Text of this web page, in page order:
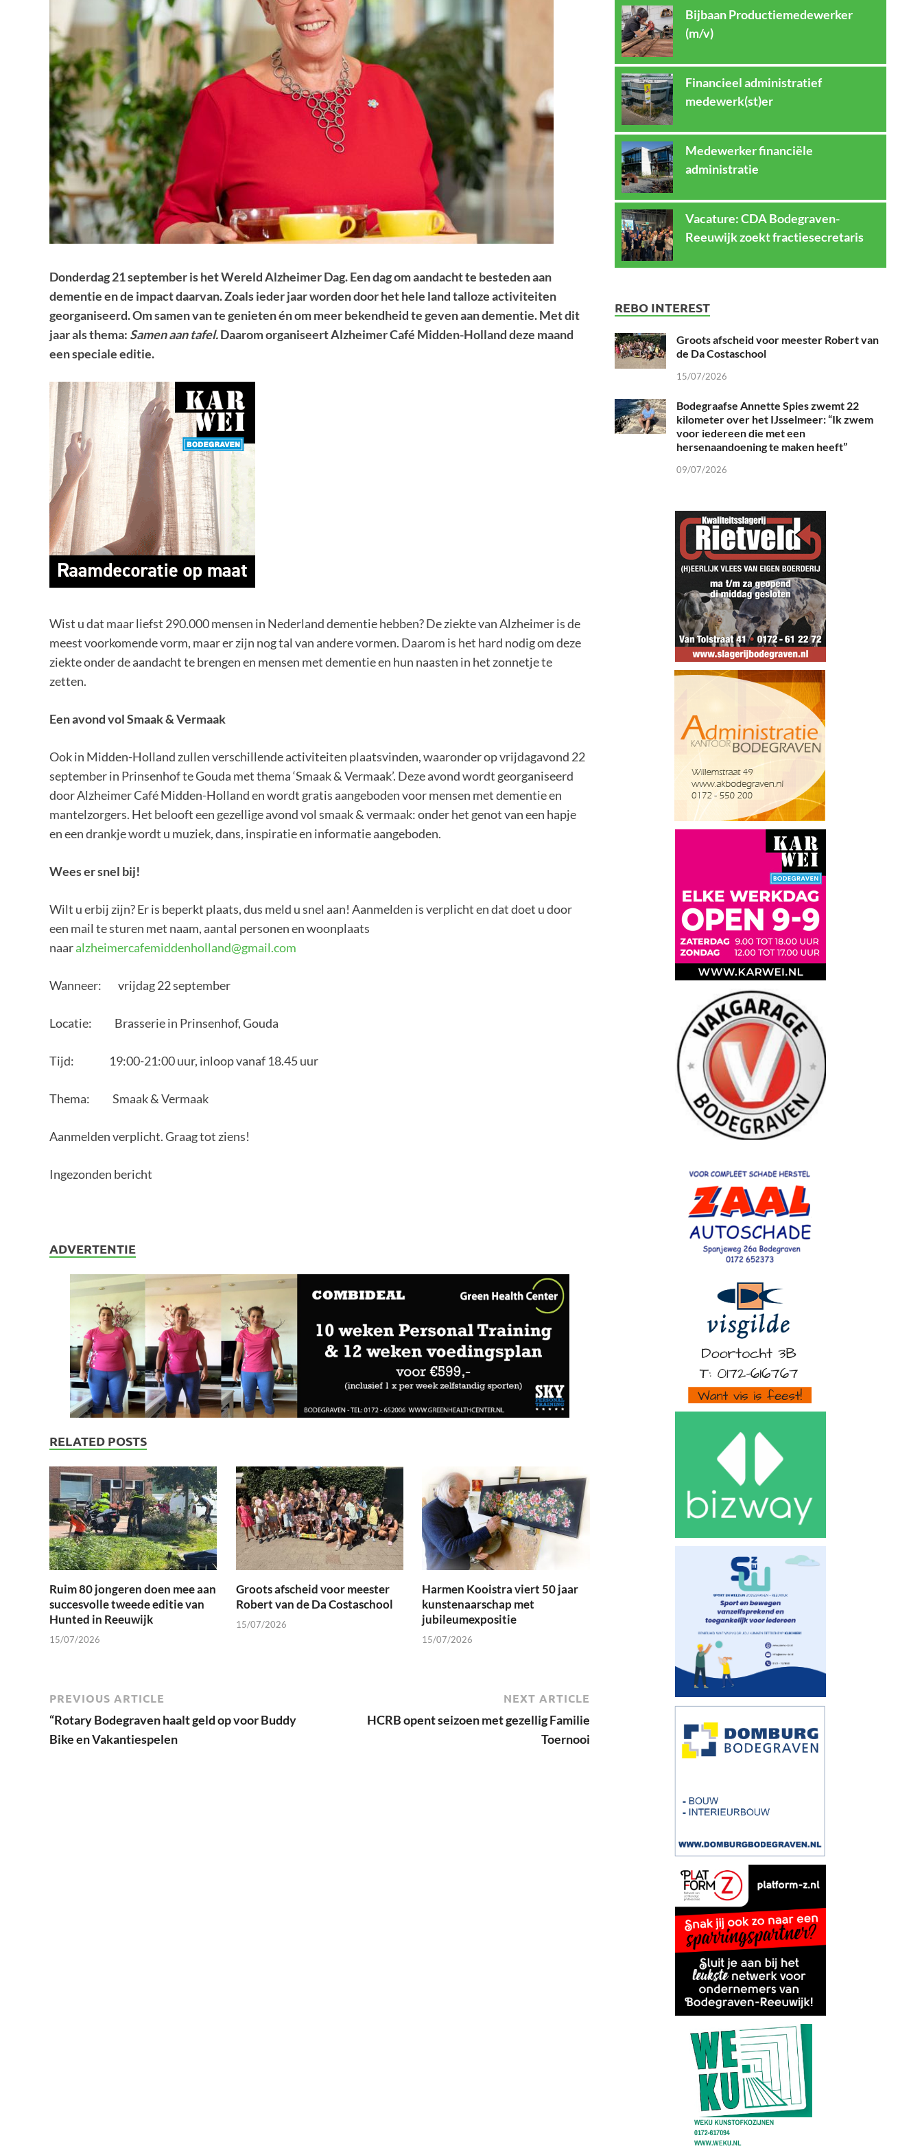
Donderdag 21 september is het Wereld Alzheimer Dag. Een dag om aandacht te besteden aan
dementie en de impact daarvan. Zoals ieder jaar worden door het hele land talloze activiteiten
georganiseerd. Om samen van te genieten én om meer bekendheid te geven aan dementie.Met dit
jaar als thema: Samen aan tafel.Daarom organiseert Alzheimer Café Midden-Holland deze maand
een speciale editie.
Wist u dat maar liefst 290.000 mensen in Nederland dementie hebben? De ziekte van Alzheimer is de
meest voorkomende vorm, maar er zijn nog tal van andere vormen. Daarom is het hard nodig om deze
ziekte onder de aandacht te brengen en mensen met dementie en hun naasten in het zonnetje te
zetten.
Een avond vol Smaak & Vermaak
Ook in Midden-Holland zullen verschillende activiteiten plaatsvinden, waaronder op vrijdagavond 22
september in Prinsenhof te Gouda met thema ‘Smaak & Vermaak’. Deze avond wordt georganiseerd
door Alzheimer Café Midden-Holland en wordt gratis aangeboden voor mensen met dementie en
mantelzorgers. Het belooft een gezellige avond vol smaak & vermaak: onder het genot van een hapje
en een drankje wordt u muziek, dans, inspiratie en informatie aangeboden.
Wees er snel bij!
Wilt u erbij zijn? Er is beperkt plaats, dus meld u snel aan! Aanmelden is verplicht en dat doet u door
een mail te sturen met naam, aantal personen en woonplaats
naaralzheimercafemiddenholland@gmail.com
Wanneer: vrijdag 22 september
Locatie: Brasserie in Prinsenhof, Gouda
Tijd: 19:00-21:00 uur, inloop vanaf 18.45 uur
Thema: Smaak & Vermaak
Aanmelden verplicht. Graag tot ziens!
Ingezonden bericht
ADVERTENTIE
RELATED POSTS
Ruim 80 jongeren doen mee aan
succesvolle tweede editie van
Hunted in Reeuwijk
15/07/2026
Groots afscheid voor meester
Robert van de Da Costaschool
15/07/2026
Harmen Kooistra viert 50 jaar
kunstenaarschap met
jubileumexpositie
15/07/2026
PREVIOUS ARTICLE
“Rotary Bodegraven haalt geld op voor Buddy
Bike en Vakantiespelen
NEXT ARTICLE
HCRB opent seizoen met gezellig Familie
Toernooi
Bijbaan Productiemedewerker
(m/v)
Financieel administratief
medewerk(st)er
Medewerker financiële
administratie
Vacature: CDA Bodegraven-
Reeuwijk zoekt fractiesecretaris
REBO INTEREST
Groots afscheid voor meester Robert van
de Da Costaschool
15/07/2026
Bodegraafse Annette Spies zwemt 22
kilometer over het IJsselmeer: “Ik zwem
voor iedereen die met een
hersenaandoening te maken heeft”
09/07/2026